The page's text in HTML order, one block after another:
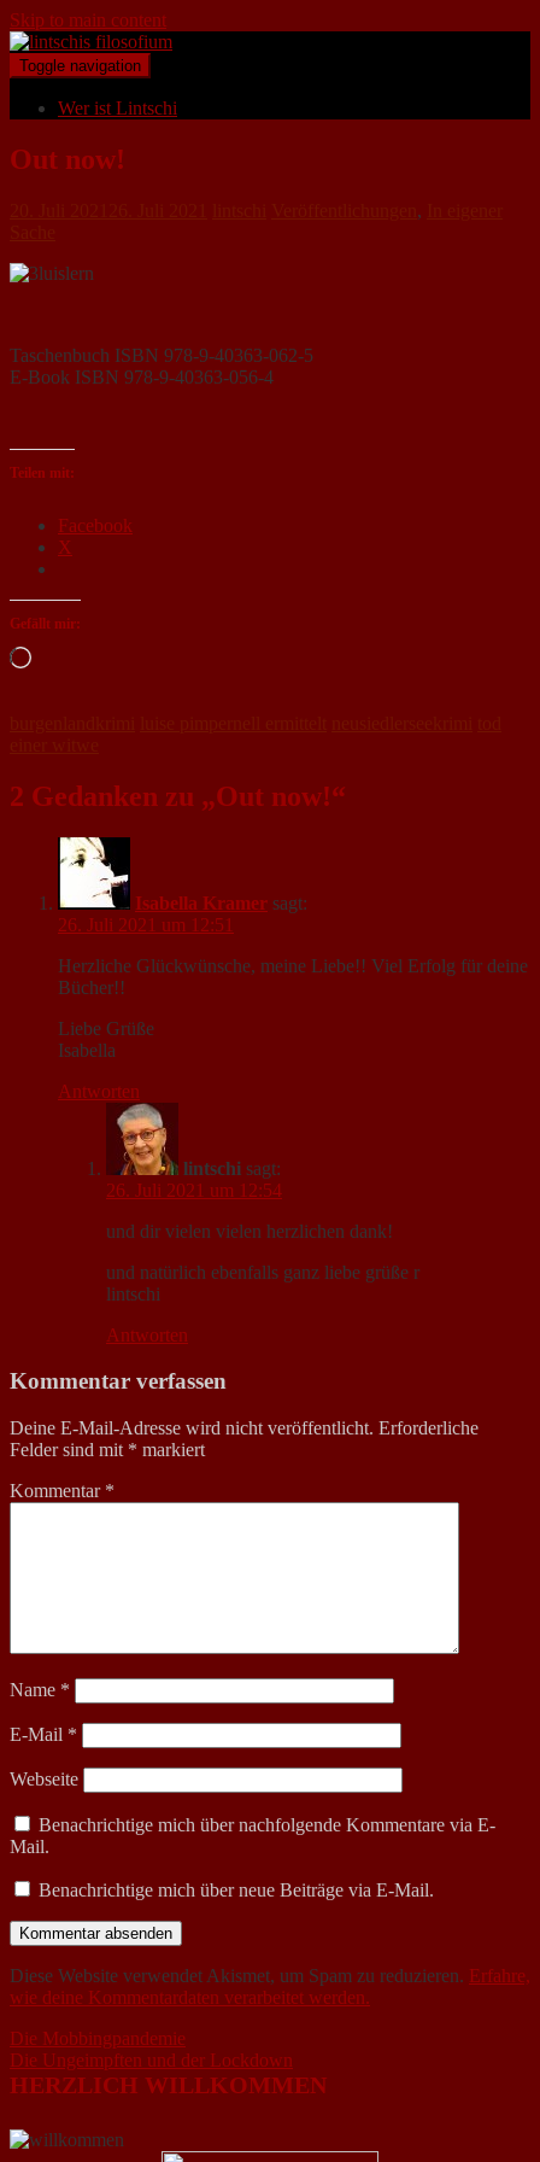
Skip to main content
Toggle navigation
Wer ist Lintschi
Out now!
,
Taschenbuch ISBN 978-9-40363-062-5
E-Book ISBN 978-9-40363-056-4
Teilen mit:
Facebook
X
Gefällt mir:
Loading…
2 Gedanken zu „Out now!“
Isabella Kramer sagt:
26. Juli 2021 um 12:51
Herzliche Glückwünsche, meine Liebe!! Viel Erfolg für deine
Bücher!!
Liebe Grüße
Isabella
Antworten
lintschi sagt:
26. Juli 2021 um 12:54
und dir vielen vielen herzlichen dank!
und natürlich ebenfalls ganz liebe grüße r
lintschi
Antworten
Kommentar verfassen
Deine E-Mail-Adresse wird nicht veröffentlicht. Erforderliche
Felder sind mit * markiert
Kommentar *
Name *
E-Mail *
Webseite
Benachrichtige mich über nachfolgende Kommentare via E-
Mail.
Benachrichtige mich über neue Beiträge via E-Mail.
Diese Website verwendet Akismet, um Spam zu reduzieren. Erfahre,
wie deine Kommentardaten verarbeitet werden.
Beitragsnavigation
Die Mobbingpandemie
Die Ungeimpften und der Lockdown
HERZLICH WILLKOMMEN